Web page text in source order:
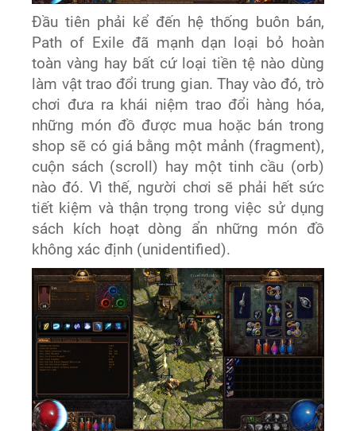
Đầu tiên phải kể đến hệ thống buôn bán,
Path of Exile đã mạnh dạn loại bỏ hoàn
toàn vàng hay bất cứ loại tiền tệ nào dùng
làm vật trao đổi trung gian. Thay vào đó, trò
chơi đưa ra khái niệm trao đổi hàng hóa,
những món đồ được mua hoặc bán trong
shop sẽ có giá bằng một mảnh (fragment),
cuộn sách (scroll) hay một tinh cầu (orb)
nào đó. Vì thế, người chơi sẽ phải hết sức
tiết kiệm và thận trọng trong việc sử dụng
sách kích hoạt dòng ẩn những món đồ
không xác định (unidentified).